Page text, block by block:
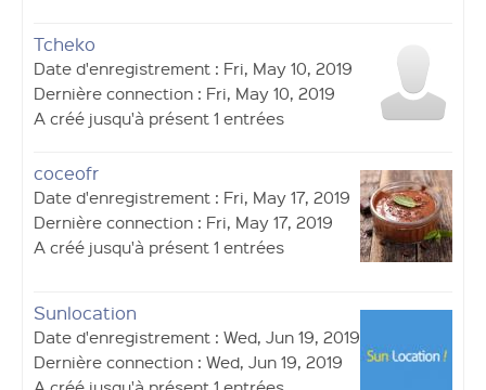
Tcheko
Date d'enregistrement : Fri, May 10, 2019
Dernière connection : Fri, May 10, 2019
A créé jusqu'à présent 1 entrées
coceofr
Date d'enregistrement : Fri, May 17, 2019
Dernière connection : Fri, May 17, 2019
A créé jusqu'à présent 1 entrées
Sunlocation
Date d'enregistrement : Wed, Jun 19, 2019
Dernière connection : Wed, Jun 19, 2019